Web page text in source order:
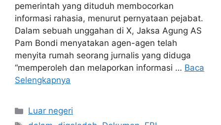
pemerintah yang dituduh membocorkan
informasi rahasia, menurut pernyataan pejabat.
Dalam sebuah unggahan di X, Jaksa Agung AS
Pam Bondi menyatakan agen-agen telah
menyita rumah seorang jurnalis yang diduga
“memperoleh dan melaporkan informasi … Baca
Selengkapnya
Kategori
Luar negeri